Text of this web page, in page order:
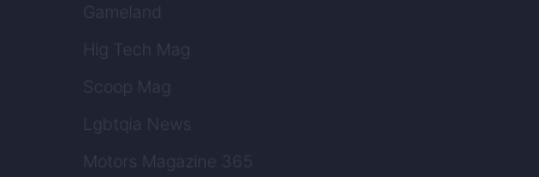
Gameland
Hig Tech Mag
Scoop Mag
Lgbtqia News
Motors Magazine 365